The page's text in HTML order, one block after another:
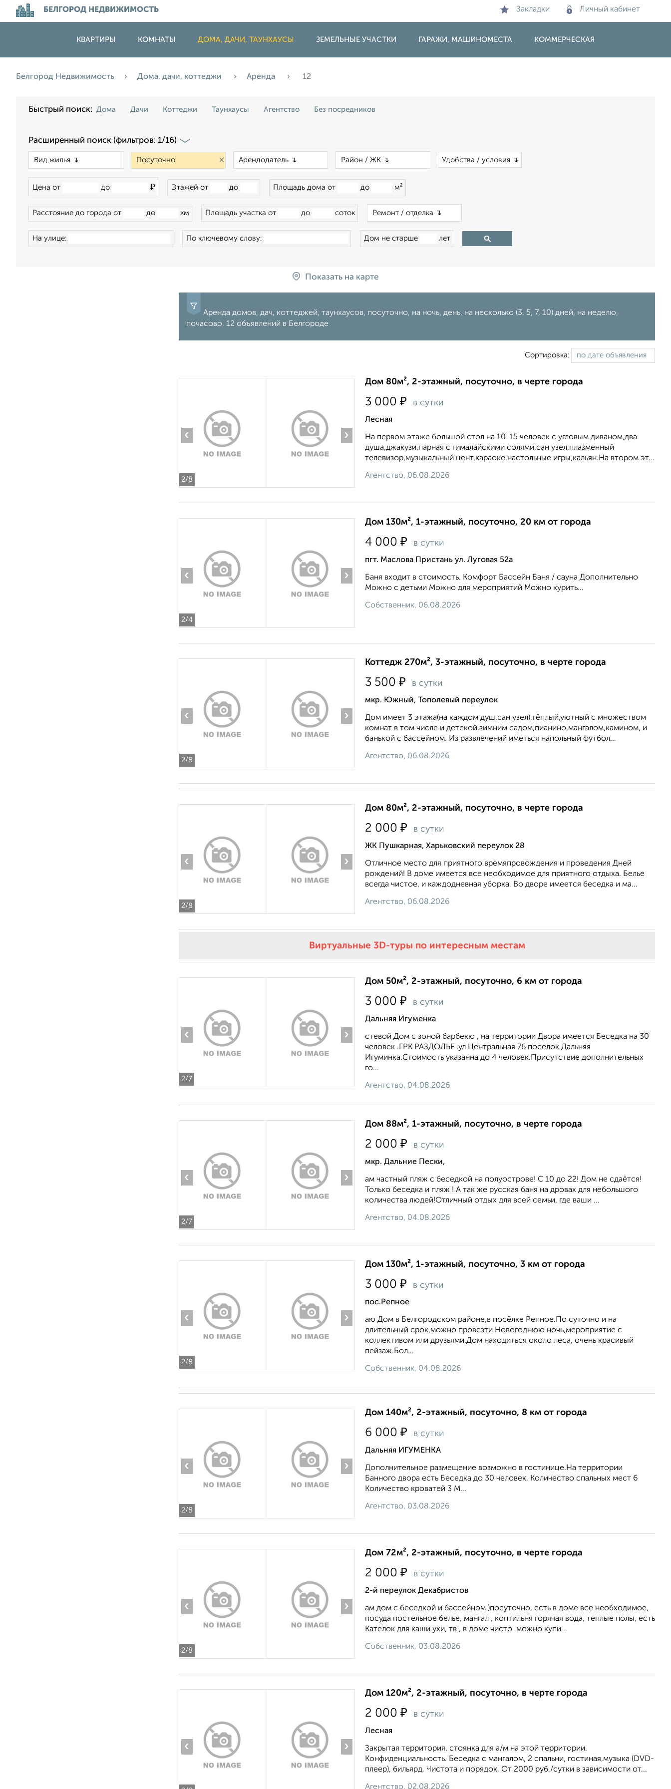
БЕЛГОРОД НЕДВИЖИМОСТЬ Закладки Личный кабинет
КВАРТИРЫ КОМНАТЫ ДОМА, ДАЧИ, ТАУНХАУСЫ ЗЕМЕЛЬНЫЕ УЧАСТКИ ГАРАЖИ, МАШИНОМЕСТА КОММЕРЧЕСКАЯ
Белгород Недвижимость Дома, дачи, коттеджи Аренда 12
Быстрый поиск: Дома Дачи Коттеджи Таунхаусы Агентство Без посредников
Расширенный поиск (фильтров: 1/16)
× Удобства / условия ↴
Цена от до ₽ Этажей от до Площадь дома от до м²
Расстояние до города от до км Площадь участка от до соток
На улице: По ключевому слову: Дом не старше лет
Показать на карте
Аренда домов, дач, коттеджей, таунхаусов, посуточно, на ночь, день, на несколько (3, 5, 7, 10) дней, на неделю,
почасово, 12 объявлений в Белгороде
Сортировка:
2/8
‹ ›
Дом 80м², 2-этажный, посуточно, в черте города
3 000 ₽ в сутки
Лесная
На первом этаже большой стол на 10-15 человек с угловым диваном,два
душа,джакузи,парная с гималайскими солями,сан узел,плазменный
телевизор,музыкальный цент,караоке,настольные игры,кальян.На втором эт...
Агентство, 06.08.2026
2/4
‹ ›
Дом 130м², 1-этажный, посуточно, 20 км от города
4 000 ₽ в сутки
пгт. Маслова Пристань ул. Луговая 52а
Баня входит в стоимость. Комфорт Бассейн Баня / сауна Дополнительно
Можно с детьми Можно для мероприятий Можно курить...
Собственник, 06.08.2026
2/8
‹ ›
Коттедж 270м², 3-этажный, посуточно, в черте города
3 500 ₽ в сутки
мкр. Южный, Тополевый переулок
Дом имеет 3 этажа(на каждом душ,сан узел),тёплый,уютный с множеством
комнат в том числе и детской,зимним садом,пианино,мангалом,камином, и
банькой с бассейном. Из развлечений иметься напольный футбол...
Агентство, 06.08.2026
2/8
‹ ›
Дом 80м², 2-этажный, посуточно, в черте города
2 000 ₽ в сутки
ЖК Пушкарная, Харьковский переулок 28
Отличное место для приятного времяпровождения и проведения Дней
рождений! В доме имеется все необходимое для приятного отдыха. Белье
всегда чистое, и каждодневная уборка. Во дворе имеется беседка и ма...
Агентство, 06.08.2026
Виртуальные 3D-туры по интересным местам
2/7
‹ ›
Дом 50м², 2-этажный, посуточно, 6 км от города
3 000 ₽ в сутки
Дальняя Игуменка
стевой Дом с зоной барбекю , на территории Двора имеется Беседка на 30
человек .ГРК РАЗДОЛЬЕ .ул Центральная 76 поселок Дальняя
Игуминка.Стоимость указанна до 4 человек.Присутствие дополнительных
го...
Агентство, 04.08.2026
2/7
‹ ›
Дом 88м², 1-этажный, посуточно, в черте города
2 000 ₽ в сутки
мкр. Дальние Пески,
ам частный пляж с беседкой на полуострове! С 10 до 22! Дом не сдаётся!
Только беседка и пляж ! А так же русская баня на дровах для небольшого
количества людей!Отличный отдых для всей семьи, где ваши ...
Агентство, 04.08.2026
2/8
‹ ›
Дом 130м², 1-этажный, посуточно, 3 км от города
3 000 ₽ в сутки
пос.Репное
аю Дом в Белгородском районе,в посёлке Репное.По суточно и на
длительный срок,можно провезти Новогоднюю ночь,мероприятие с
коллективом или друзьями.Дом находиться около леса, очень красивый
пейзаж.Бол...
Собственник, 04.08.2026
2/8
‹ ›
Дом 140м², 2-этажный, посуточно, 8 км от города
6 000 ₽ в сутки
Дальняя ИГУМЕНКА
Дополнительное размещение возможно в гостинице.На территории
Банного двора есть Беседка до 30 человек. Количество спальных мест 6
Количество кроватей 3 М...
Агентство, 03.08.2026
2/8
‹ ›
Дом 72м², 2-этажный, посуточно, в черте города
2 000 ₽ в сутки
2-й переулок Декабристов
ам дом с беседкой и бассейном )посуточно, есть в доме все необходимое,
посуда постельное белье, мангал , коптильня горячая вода, теплые полы, есть
Кателок для каши ухи, тв , в доме чисто .можно купи...
Собственник, 03.08.2026
‹ ›
Дом 120м², 2-этажный, посуточно, в черте города
2 000 ₽ в сутки
Лесная
Закрытая территория, стоянка для а/м на этой территории.
Конфиденциальность. Беседка с мангалом, 2 спальни, гостиная,музыка (DVD-
плеер), бильярд. Чистота и порядок. От 2000 руб./сутки в зависимости от...
Агентство, 02.08.2026